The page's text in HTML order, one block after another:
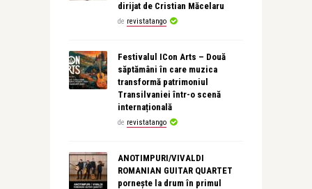
dirijat de Cristian Măcelaru
de revistatango
Festivalul ICon Arts – Două
săptămâni în care muzica
transformă patrimoniul
Transilvaniei într-o scenă
internațională
de revistatango
ANOTIMPURI/VIVALDI
ROMANIAN GUITAR QUARTET
pornește la drum în primul